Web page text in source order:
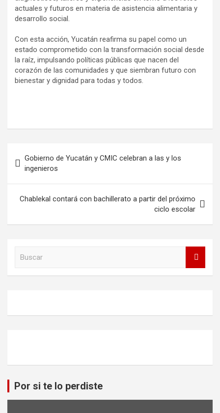
actuales y futuros en materia de asistencia alimentaria y
desarrollo social.
Con esta acción, Yucatán reafirma su papel como un
estado comprometido con la transformación social desde
la raíz, impulsando políticas públicas que nacen del
corazón de las comunidades y que siembran futuro con
bienestar y dignidad para todas y todos.
de
entradas
Gobierno de Yucatán y CMIC celebran a las y los
ingenieros
Chablekal contará con bachillerato a partir del próximo
ciclo escolar
Por si te lo perdiste